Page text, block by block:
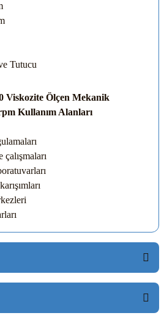
Tutucu
Viskozite Ölçen Mekanik
Kullanım Alanları